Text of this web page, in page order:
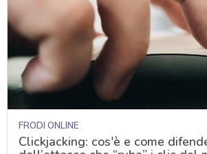
FRODI ONLINE
Clickjacking: cos'è e come